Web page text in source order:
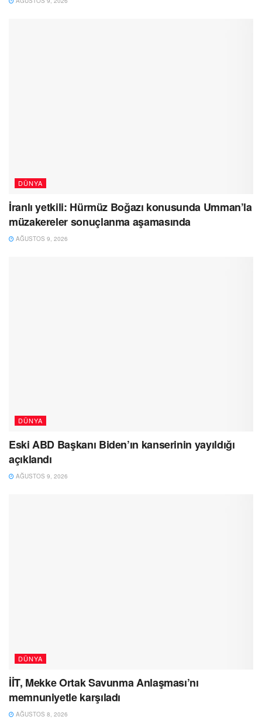
DÜNYA
İranlı yetkili: Hürmüz Boğazı konusunda Umman’la
müzakereler sonuçlanma aşamasında
AĞUSTOS 9, 2026
DÜNYA
Eski ABD Başkanı Biden’ın kanserinin yayıldığı
açıklandı
AĞUSTOS 9, 2026
DÜNYA
İİT, Mekke Ortak Savunma Anlaşması’nı
memnuniyetle karşıladı
AĞUSTOS 8, 2026